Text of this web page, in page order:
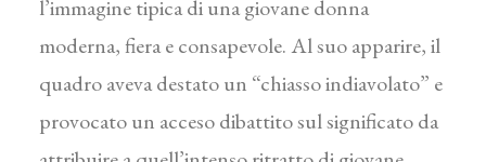
l’immagine tipica di una giovane donna
moderna, fiera e consapevole. Al suo apparire, il
quadro aveva destato un “chiasso indiavolato” e
provocato un acceso dibattito sul significato da